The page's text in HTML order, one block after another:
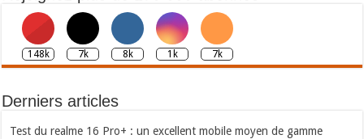
148k 7k 8k 1k 7k
Derniers articles
Test du realme 16 Pro+ : un excellent mobile moyen de gamme